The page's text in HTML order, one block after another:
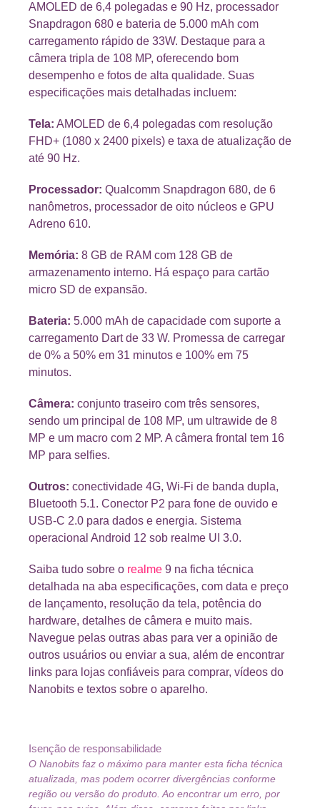
AMOLED de 6,4 polegadas e 90 Hz, processador
Snapdragon 680 e bateria de 5.000 mAh com
carregamento rápido de 33W. Destaque para a
câmera tripla de 108 MP, oferecendo bom
desempenho e fotos de alta qualidade. Suas
especificações mais detalhadas incluem:
Tela: AMOLED de 6,4 polegadas com resolução
FHD+ (1080 x 2400 pixels) e taxa de atualização de
até 90 Hz.
Processador: Qualcomm Snapdragon 680, de 6
nanômetros, processador de oito núcleos e GPU
Adreno 610.
Memória: 8 GB de RAM com 128 GB de
armazenamento interno. Há espaço para cartão
micro SD de expansão.
Bateria: 5.000 mAh de capacidade com suporte a
carregamento Dart de 33 W. Promessa de carregar
de 0% a 50% em 31 minutos e 100% em 75
minutos.
Câmera: conjunto traseiro com três sensores,
sendo um principal de 108 MP, um ultrawide de 8
MP e um macro com 2 MP. A câmera frontal tem 16
MP para selfies.
Outros: conectividade 4G, Wi-Fi de banda dupla,
Bluetooth 5.1. Conector P2 para fone de ouvido e
USB-C 2.0 para dados e energia. Sistema
operacional Android 12 sob realme UI 3.0.
Saiba tudo sobre o realme 9 na ficha técnica
detalhada na aba especificações, com data e preço
de lançamento, resolução da tela, potência do
hardware, detalhes de câmera e muito mais.
Navegue pelas outras abas para ver a opinião de
outros usuários ou enviar a sua, além de encontrar
links para lojas confiáveis para comprar, vídeos do
Nanobits e textos sobre o aparelho.
Isenção de responsabilidade
O Nanobits faz o máximo para manter esta ficha técnica
atualizada, mas podem ocorrer divergências conforme
região ou versão do produto. Ao encontrar um erro, por